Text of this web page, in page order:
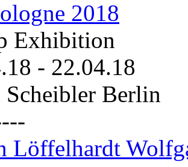
2018
Exhibition
- 22.04.18
Berlin
Löffelhardt